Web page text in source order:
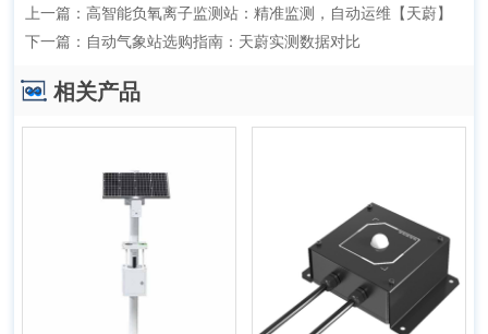
上一篇： 高智能负氧离子监测站：精准监测，自动运维【天蔚】
下一篇： 自动气象站选购指南：天蔚实测数据对比
相关产品